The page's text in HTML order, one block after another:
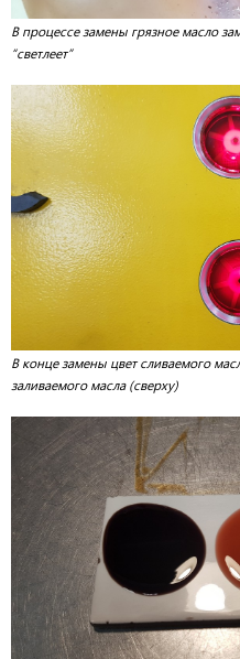
В процессе замены грязное масло
“светлеет”
В конце замены цвет сливаемого
заливаемого масла (сверху)